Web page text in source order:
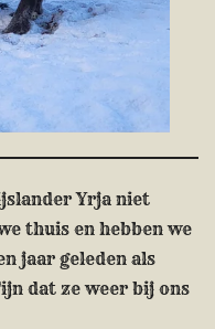
Yrja niet
thuis en hebben we
jaar geleden als
dat ze weer bij ons